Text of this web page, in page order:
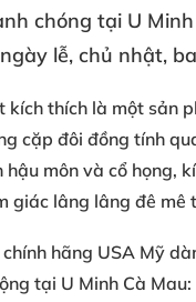
chóng tại U
lễ, chủ nhật,
kích thích là một sản
cặp đôi đồng tính
hậu môn và cổ họng,
giác lâng lâng đê mê
hãng USA Mỹ
tại U Minh Cà Mau